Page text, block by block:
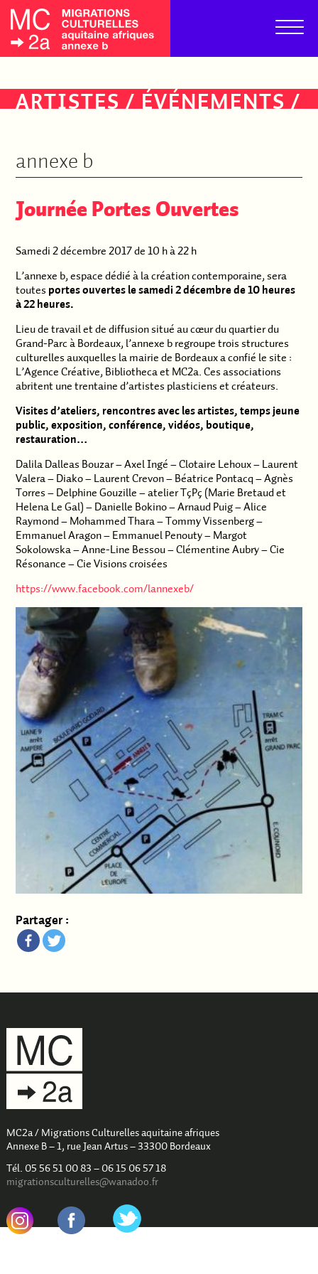
ARTISTES/ÉVÉNEMENTS/
annexe b
Journée Portes Ouvertes
Samedi 2 décembre 2017 de 10 h à 22 h
L’annexe b, espace dédié à la création contemporaine, sera
toutes portes ouvertes le samedi 2 décembre de 10 heures
à 22 heures.
Lieu de travail et de diffusion situé au cœur du quartier du
Grand-Parc à Bordeaux, l’annexe b regroupe trois structures
culturelles auxquelles la mairie de Bordeaux a confié le site :
L’Agence Créative, Bibliotheca et MC2a. Ces associations
abritent une trentaine d’artistes plasticiens et créateurs.
Visites d’ateliers, rencontres avec les artistes, temps jeune
public, exposition, conférence, vidéos, boutique,
restauration…
Dalila Dalleas Bouzar – Axel Ingé – Clotaire Lehoux – Laurent
Valera – Diako – Laurent Crevon – Béatrice Pontacq – Agnès
Torres – Delphine Gouzille – atelier TçPç (Marie Bretaud et
Helena Le Gal) – Danielle Bokino – Arnaud Puig – Alice
Raymond – Mohammed Thara – Tommy Vissenberg –
Emmanuel Aragon – Emmanuel Penouty – Margot
Sokolowska – Anne-Line Bessou – Clémentine Aubry – Cie
Résonance – Cie Visions croisées
https://www.facebook.com/lannexeb/
Partager :
MC2a / Migrations Culturelles aquitaine afriques
Annexe B – 1, rue Jean Artus – 33300 Bordeaux
Tél. 05 56 51 00 83 – 06 15 06 57 18
migrationsculturelles@wanadoo.fr